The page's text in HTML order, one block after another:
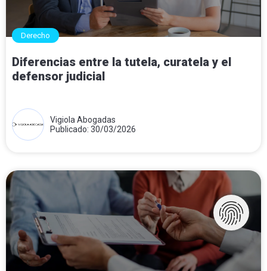
Derecho
Diferencias entre la tutela, curatela y el
defensor judicial
Vigiola Abogadas
Publicado: 30/03/2026